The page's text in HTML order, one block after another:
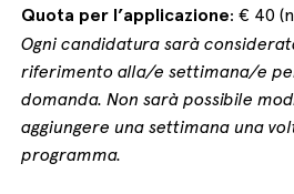
Quota per l’applicazione: € 40
Ogni candidatura sarà
riferimento alla/e settimana/e
domanda. Non sarà possibile
aggiungere una settimana una
programma.